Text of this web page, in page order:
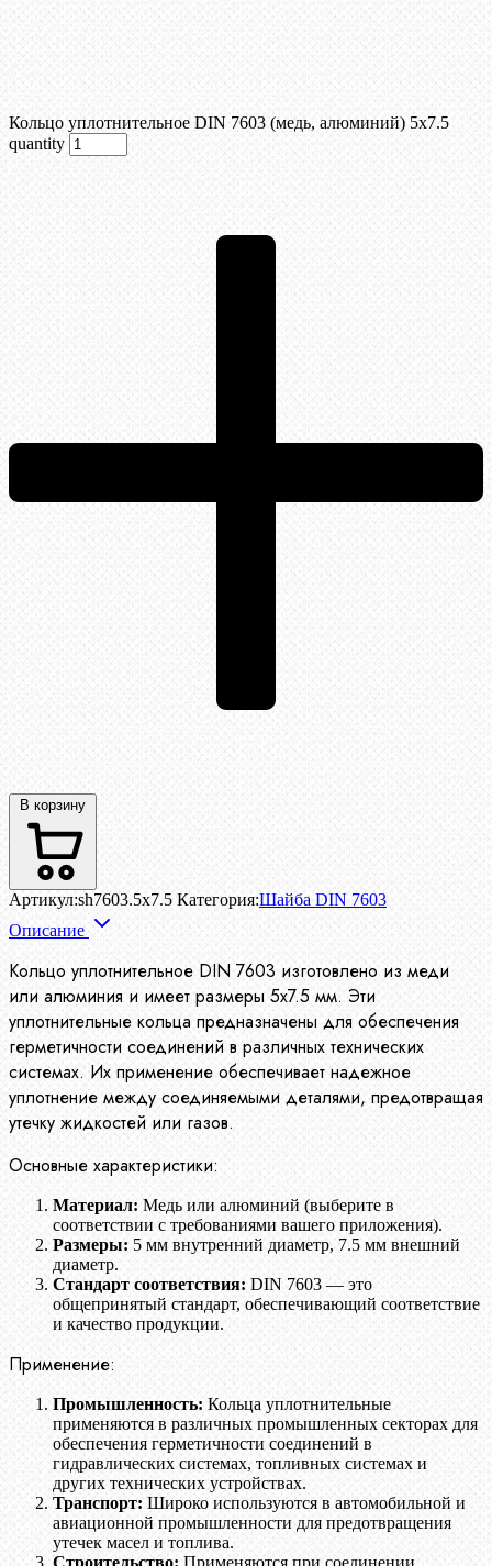
Кольцо уплотнительное DIN 7603 (медь, алюминий) 5х7.5
quantity
В корзину
Артикул:sh7603.5х7.5 Категория:Шайба DIN 7603
Описание
Кольцо уплотнительное DIN 7603 изготовлено из меди
или алюминия и имеет размеры 5х7.5 мм. Эти
уплотнительные кольца предназначены для обеспечения
герметичности соединений в различных технических
системах. Их применение обеспечивает надежное
уплотнение между соединяемыми деталями, предотвращая
утечку жидкостей или газов.
Основные характеристики:
Материал: Медь или алюминий (выберите в
соответствии с требованиями вашего приложения).
Размеры: 5 мм внутренний диаметр, 7.5 мм внешний
диаметр.
Стандарт соответствия: DIN 7603 — это
общепринятый стандарт, обеспечивающий соответствие
и качество продукции.
Применение:
Промышленность: Кольца уплотнительные
применяются в различных промышленных секторах для
обеспечения герметичности соединений в
гидравлических системах, топливных системах и
других технических устройствах.
Транспорт: Широко используются в автомобильной и
авиационной промышленности для предотвращения
утечек масел и топлива.